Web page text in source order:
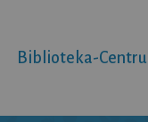
Biblioteka-